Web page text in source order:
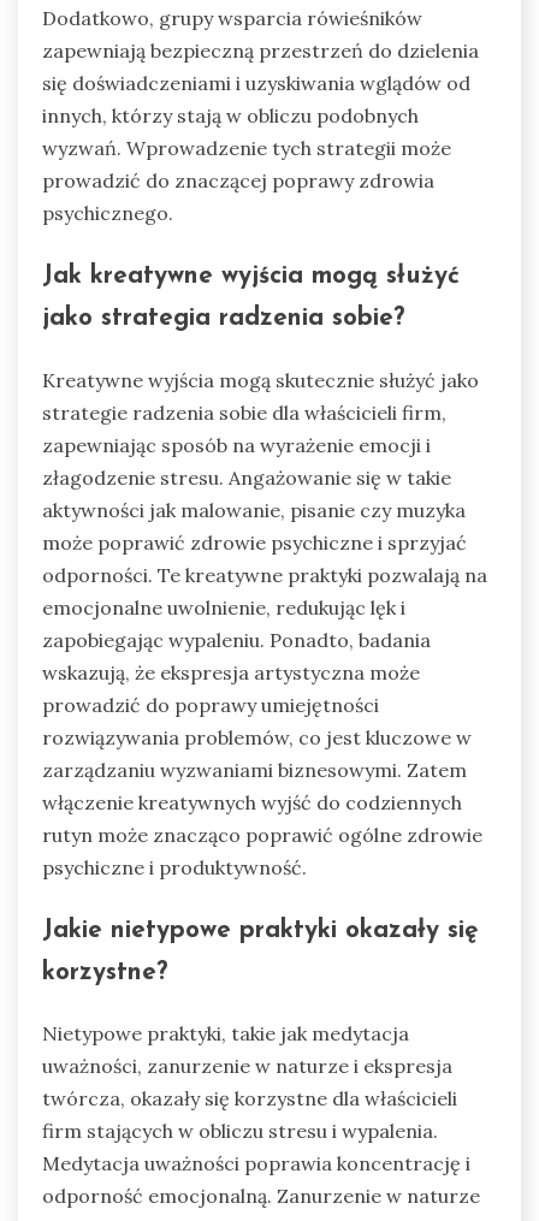
Dodatkowo, grupy wsparcia rówieśników
zapewniają bezpieczną przestrzeń do dzielenia
się doświadczeniami i uzyskiwania wglądów od
innych, którzy stają w obliczu podobnych
wyzwań. Wprowadzenie tych strategii może
prowadzić do znaczącej poprawy zdrowia
psychicznego.
Jak kreatywne wyjścia mogą służyć
jako strategia radzenia sobie?
Kreatywne wyjścia mogą skutecznie służyć jako
strategie radzenia sobie dla właścicieli firm,
zapewniając sposób na wyrażenie emocji i
złagodzenie stresu. Angażowanie się w takie
aktywności jak malowanie, pisanie czy muzyka
może poprawić zdrowie psychiczne i sprzyjać
odporności. Te kreatywne praktyki pozwalają na
emocjonalne uwolnienie, redukując lęk i
zapobiegając wypaleniu. Ponadto, badania
wskazują, że ekspresja artystyczna może
prowadzić do poprawy umiejętności
rozwiązywania problemów, co jest kluczowe w
zarządzaniu wyzwaniami biznesowymi. Zatem
włączenie kreatywnych wyjść do codziennych
rutyn może znacząco poprawić ogólne zdrowie
psychiczne i produktywność.
Jakie nietypowe praktyki okazały się
korzystne?
Nietypowe praktyki, takie jak medytacja
uważności, zanurzenie w naturze i ekspresja
twórcza, okazały się korzystne dla właścicieli
firm stających w obliczu stresu i wypalenia.
Medytacja uważności poprawia koncentrację i
odporność emocjonalną. Zanurzenie w naturze